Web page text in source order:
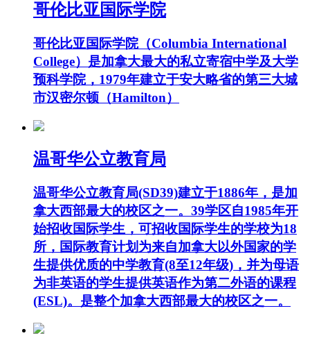
哥伦比亚国际学院
哥伦比亚国际学院（Columbia International
College）是加拿大最大的私立寄宿中学及大学
预科学院，1979年建立于安大略省的第三大城
市汉密尔顿（Hamilton）
温哥华公立教育局
温哥华公立教育局(SD39)建立于1886年，是加
拿大西部最大的校区之一。39学区自1985年开
始招收国际学生，可招收国际学生的学校为18
所，国际教育计划为来自加拿大以外国家的学
生提供优质的中学教育(8至12年级)，并为母语
为非英语的学生提供英语作为第二外语的课程
(ESL)。是整个加拿大西部最大的校区之一。